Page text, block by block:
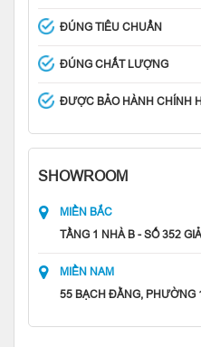
ĐÚNG TIÊU CHUẨN
ĐÚNG CHẤT LƯỢNG
ĐƯỢC BẢO HÀNH CHÍNH
SHOWROOM
MIỀN BẮC
TẦNG 1 NHÀ B - SỐ 352
MIỀN NAM
55 BẠCH ĐẰNG, PHƯỜNG